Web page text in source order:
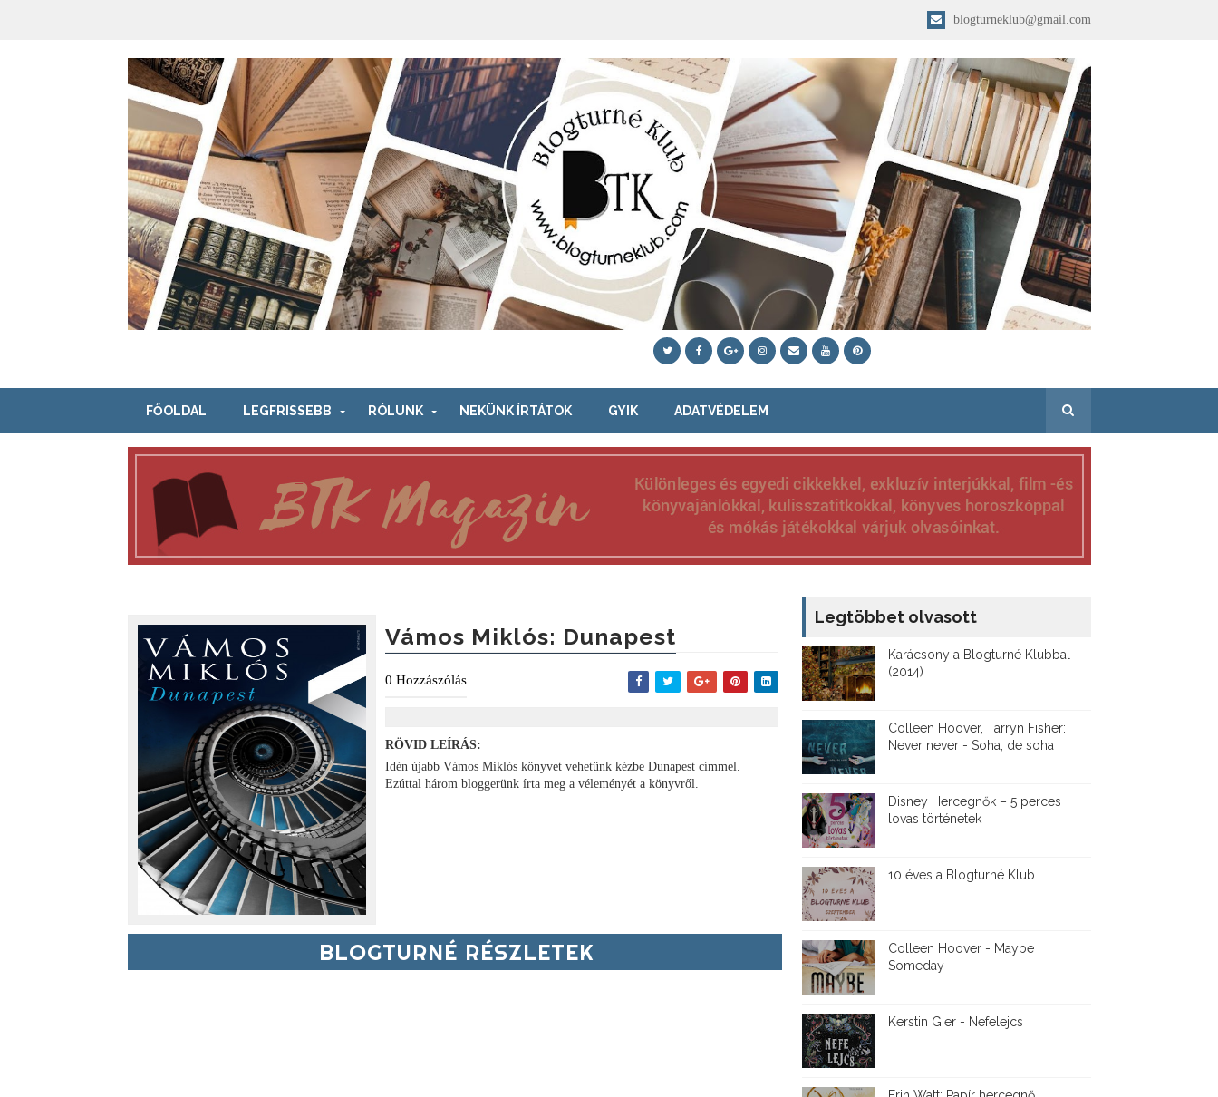
blogturneklub@gmail.com
FŐOLDAL LEGFRISSEBB RÓLUNK NEKÜNK ÍRTÁTOK GYIK ADATVÉDELEM
Vámos Miklós: Dunapest
0 Hozzászólás
RÖVID LEÍRÁS:
Idén újabb Vámos Miklós könyvet vehetünk kézbe Dunapest címmel.
Ezúttal három bloggerünk írta meg a véleményét a könyvről.
BLOGTURNÉ RÉSZLETEK
Legtöbbet olvasott
Karácsony a Blogturné Klubbal
(2014)
Colleen Hoover, Tarryn Fisher:
Never never - Soha, de soha
Disney ​Hercegnők – 5 perces
lovas történetek
10 éves a Blogturné Klub
Colleen Hoover - Maybe
Someday
Kerstin Gier - Nefelejcs